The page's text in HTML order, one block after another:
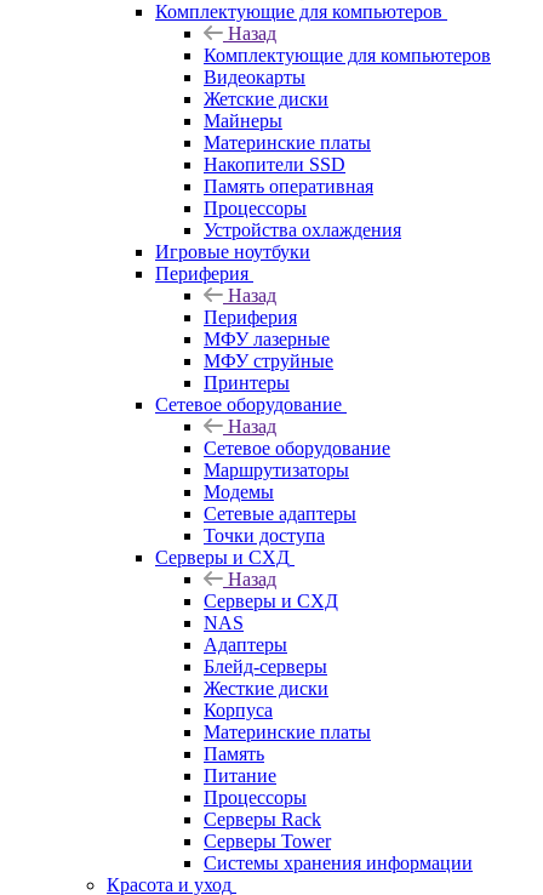
Комплектующие для компьютеров
Назад
Комплектующие для компьютеров
Видеокарты
Жетские диски
Майнеры
Материнские платы
Накопители SSD
Память оперативная
Процессоры
Устройства охлаждения
Игровые ноутбуки
Периферия
Назад
Периферия
МФУ лазерные
МФУ струйные
Принтеры
Сетевое оборудование
Назад
Сетевое оборудование
Маршрутизаторы
Модемы
Сетевые адаптеры
Точки доступа
Серверы и СХД
Назад
Серверы и СХД
NAS
Адаптеры
Блейд-серверы
Жесткие диски
Корпуса
Материнские платы
Память
Питание
Процессоры
Серверы Rack
Серверы Tower
Системы хранения информации
Красота и уход